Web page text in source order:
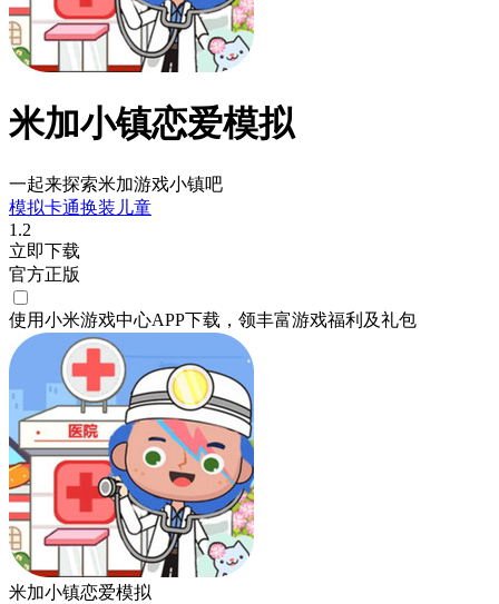
米加小镇恋爱模拟
一起来探索米加游戏小镇吧
模拟卡通换装 儿童
1.2
立即下载
官方正版
使用小米游戏中心APP下载 ，领丰富游戏福利 及礼包
米加小镇恋爱模拟